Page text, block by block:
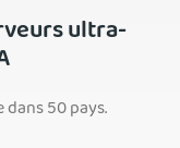
ultra-
50 pays.